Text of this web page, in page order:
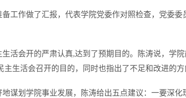
工作做了汇报，代表学院党委作对照检查，党委
活会开的严肃认真,达到了预期目的。陈涛说，学
生活会召开的目的，同时也指出了不足和改进的方
谋划学院事业发展，陈涛给出五 点建议：一要深